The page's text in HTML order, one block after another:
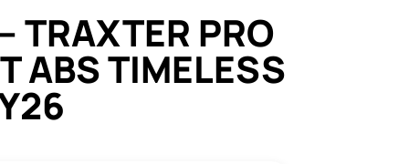
TRAXTER PRO
ABS TIMELESS